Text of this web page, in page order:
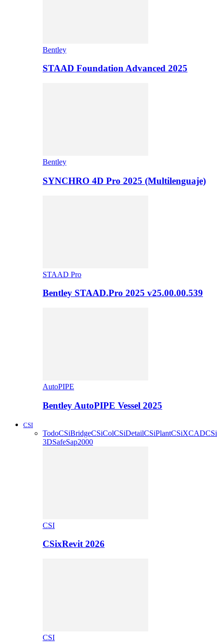
Bentley
STAAD Foundation Advanced 2025
Bentley
SYNCHRO 4D Pro 2025 (Multilenguaje)
STAAD Pro
Bentley STAAD.Pro 2025 v25.00.00.539
AutoPIPE
Bentley AutoPIPE Vessel 2025
CSI
TodoCSiBridgeCSiColCSiDetailCSiPlantCSiXCAD
3DSafeSap2000
CSI
CSixRevit 2026
CSI